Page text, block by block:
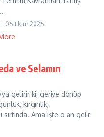
05 Ekim 2025
ve Selamın
getirir ki; geriye dönüp
kırgınlık,
Ama işte o an gelir: